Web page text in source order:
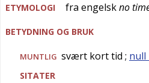
ETYMOLOGI fra engelskno
BETYDNING OG BRUK
MUNTLIG svært kort tid ; null
SITATER